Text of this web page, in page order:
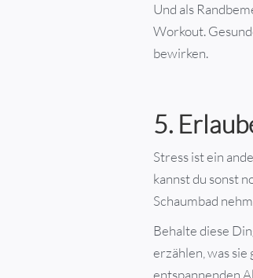
Und als
Workout.
bewirken.
5.
Stress ist ein
kannst du sonst
Schaumbad
Behalte diese
erzählen, was
entspannenden